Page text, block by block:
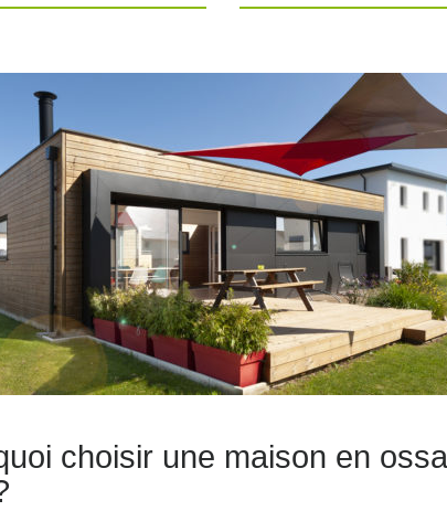
choisir une maison en